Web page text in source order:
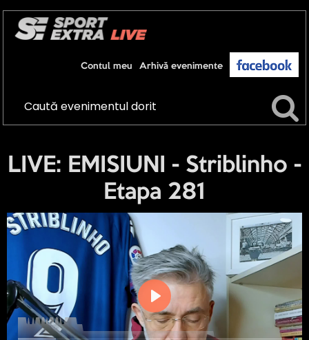
Arhivă evenimente
Contul meu
LIVE: EMISIUNI - Striblinho -
Etapa 281